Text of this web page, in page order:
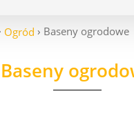
Ogród Baseny ogrodowe
Baseny